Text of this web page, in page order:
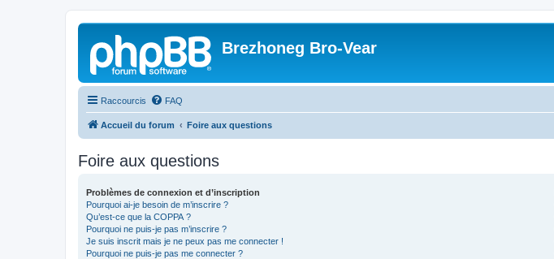
Brezhoneg Bro-Vear
Raccourcis FAQ
Accueil du forum Foire aux questions
Foire aux questions
Problèmes de connexion et d’inscription
Pourquoi ai-je besoin de m’inscrire ?
Qu’est-ce que la COPPA ?
Pourquoi ne puis-je pas m’inscrire ?
Je suis inscrit mais je ne peux pas me connecter !
Pourquoi ne puis-je pas me connecter ?